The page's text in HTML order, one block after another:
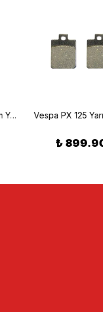
CG Ayarlı Alüminyum Yan Sehpa Seti Siyah
₺